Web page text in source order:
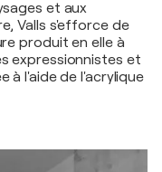
et aux
Valls s'efforce de
produit en elle à
expressionnistes et
à l'aide de l'acrylique